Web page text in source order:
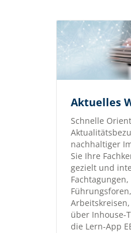
Aktuelles
Schnelle
nachhaltiger
Sie Ihre
gezielt und
Fachtagungen,
Führungsforen,
über Inhouse-
die Lern-App